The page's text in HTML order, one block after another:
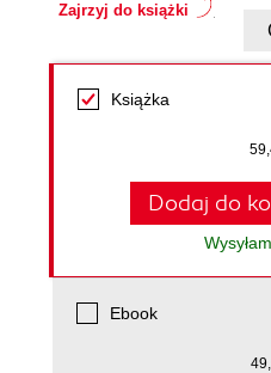
Zajrzyj do książki
Książka
Dodaj do
Ebook